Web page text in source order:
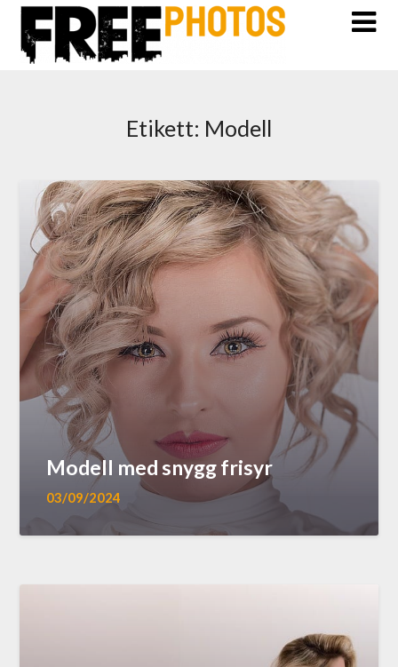
Etikett: Modell
Modell med snygg frisyr
03/09/2024